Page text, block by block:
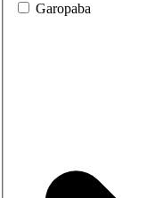
Garopaba